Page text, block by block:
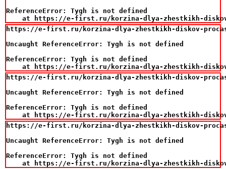
ReferenceError: Tygh is not defined
at https://e-first.ru/korzina-dlya-zhestkikh-
https://e-first.ru/korzina-dlya-zhestkikh-diskov-
Uncaught ReferenceError: Tygh is not defined
ReferenceError: Tygh is not defined
at https://e-first.ru/korzina-dlya-zhestkikh-
https://e-first.ru/korzina-dlya-zhestkikh-diskov-
Uncaught ReferenceError: Tygh is not defined
ReferenceError: Tygh is not defined
at https://e-first.ru/korzina-dlya-zhestkikh-
https://e-first.ru/korzina-dlya-zhestkikh-diskov-
Uncaught ReferenceError: Tygh is not defined
ReferenceError: Tygh is not defined
at https://e-first.ru/korzina-dlya-zhestkikh-